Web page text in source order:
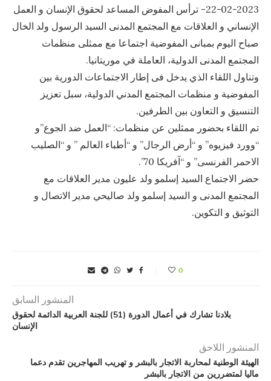
22-02-2023- ترأس المفوض المساعد لحقوق الإنسان و العمل
الإنساني و العلاقات مع المجتمع المدنى السيد الرسول ولد الخال
صباح اليوم بمبانى المفوضية اجتماعا مع ممثلى منظمات
المجتمع المدنى الدولية، العاملة في موريتانيا.
وتناول اللقاء الذي يدخل فى إطار الاجتماعات الدورية بين
المفوضية و منظمات المجتمع المدني الدولية، سبل تعزيز
التنسيق و التعاون بين الطرفين.
تم اللقاء بحضور ممثلين عن منظمات: “العمل ضد الجوع”و
“وورد فيزيوه” و “أرض الرجال” و “أطباء العالم ” و “الصليب
الاحمر الفرنسى” و “آفريكا 70”.
حضر الاجتماع السيد إسلمو ولد عليون مدير العلاقات مع
المجتمع المدنى و السيد إسلمو ولد صاليحي مدير الاتصال و
التوثيق و التكوين.
0
المنشور السابق
بلادنا تشارك في أعمال الدورة (51) للجنة العربية الدائمة لحقوق
الإنسان
المنشور اللاحق
الهيئة الوطنية لمحاربة الاتجار بالبشر و تهريب المهاجرين تقدم دعما
ماليا لمتضررين من الاتجار بالبشر